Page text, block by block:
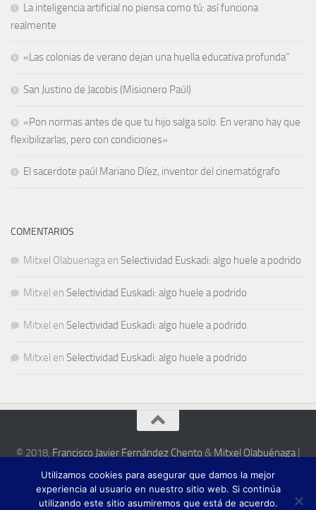
La inteligencia artificial no piensa como tú: así funciona
realmente
«Las colonias de verano dejan una huella educativa profunda”
San Justino de Jacobis (Misionero Paúl)
«Pon normas antes de que tu hijo salga solo. En verano hay que
flexibilizarlas, pero con condiciones»
El sacerdote paúl Mariano Díez, inventor del cinematógrafo
COMENTARIOS
Mitxel Olabuenaga en Selectividad Euskadi: algo huele a podrido
Mitxel en Selectividad Euskadi: algo huele a podrido
Mitxel en Selectividad Euskadi: algo huele a podrido
Mitxel en Selectividad Euskadi: algo huele a podrido
© 2018, Francisco Javier Fernández Chento & Mitxel Olabuénaga |
Esta web es una iniciativa privada de sus autores y no está relacionada con
institución pública o privada alguna.
Utilizamos cookies para asegurar que damos la mejor
experiencia al usuario en nuestro sitio web. Si continúa
utilizando este sitio asumiremos que está de acuerdo.